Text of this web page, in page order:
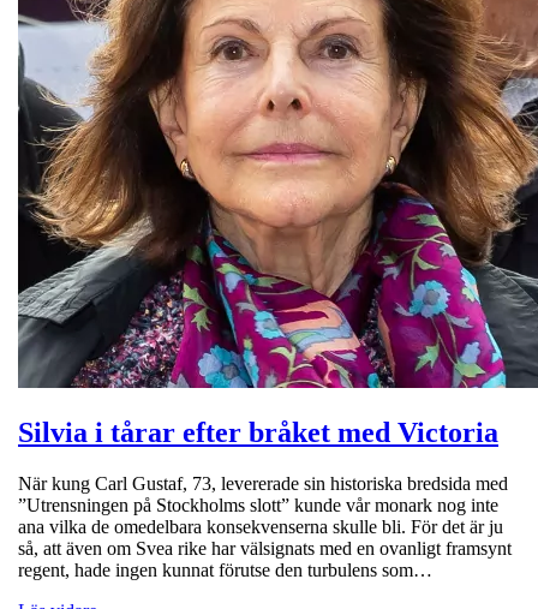
Silvia i tårar efter bråket med Victoria
När kung Carl Gustaf, 73, levererade sin historiska bredsida med
”Utrensningen på Stockholms slott” kunde vår monark nog inte
ana vilka de omedelbara konsekvenserna skulle bli. För det är ju
så, att även om Svea rike har välsignats med en ovanligt framsynt
regent, hade ingen kunnat förutse den turbulens som…